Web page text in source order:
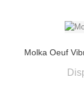
Molka Oeuf